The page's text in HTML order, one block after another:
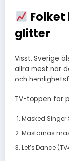
Folket
glitter
Visst, Sverige
allra mest när
och
TV-toppen för
Masked Singer
Mästarnas
Let’s Dance